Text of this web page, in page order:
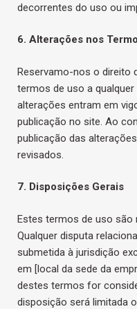
decorrentes do uso ou
6. Alterações nos
Reservamo-nos o direito
termos de uso a
alterações entram em
publicação no site. Ao
publicação das
revisados.
7. Disposições Gerais
Estes termos de uso são
Qualquer disputa
submetida à jurisdição
em [local da sede da
destes termos for
disposição será limitada